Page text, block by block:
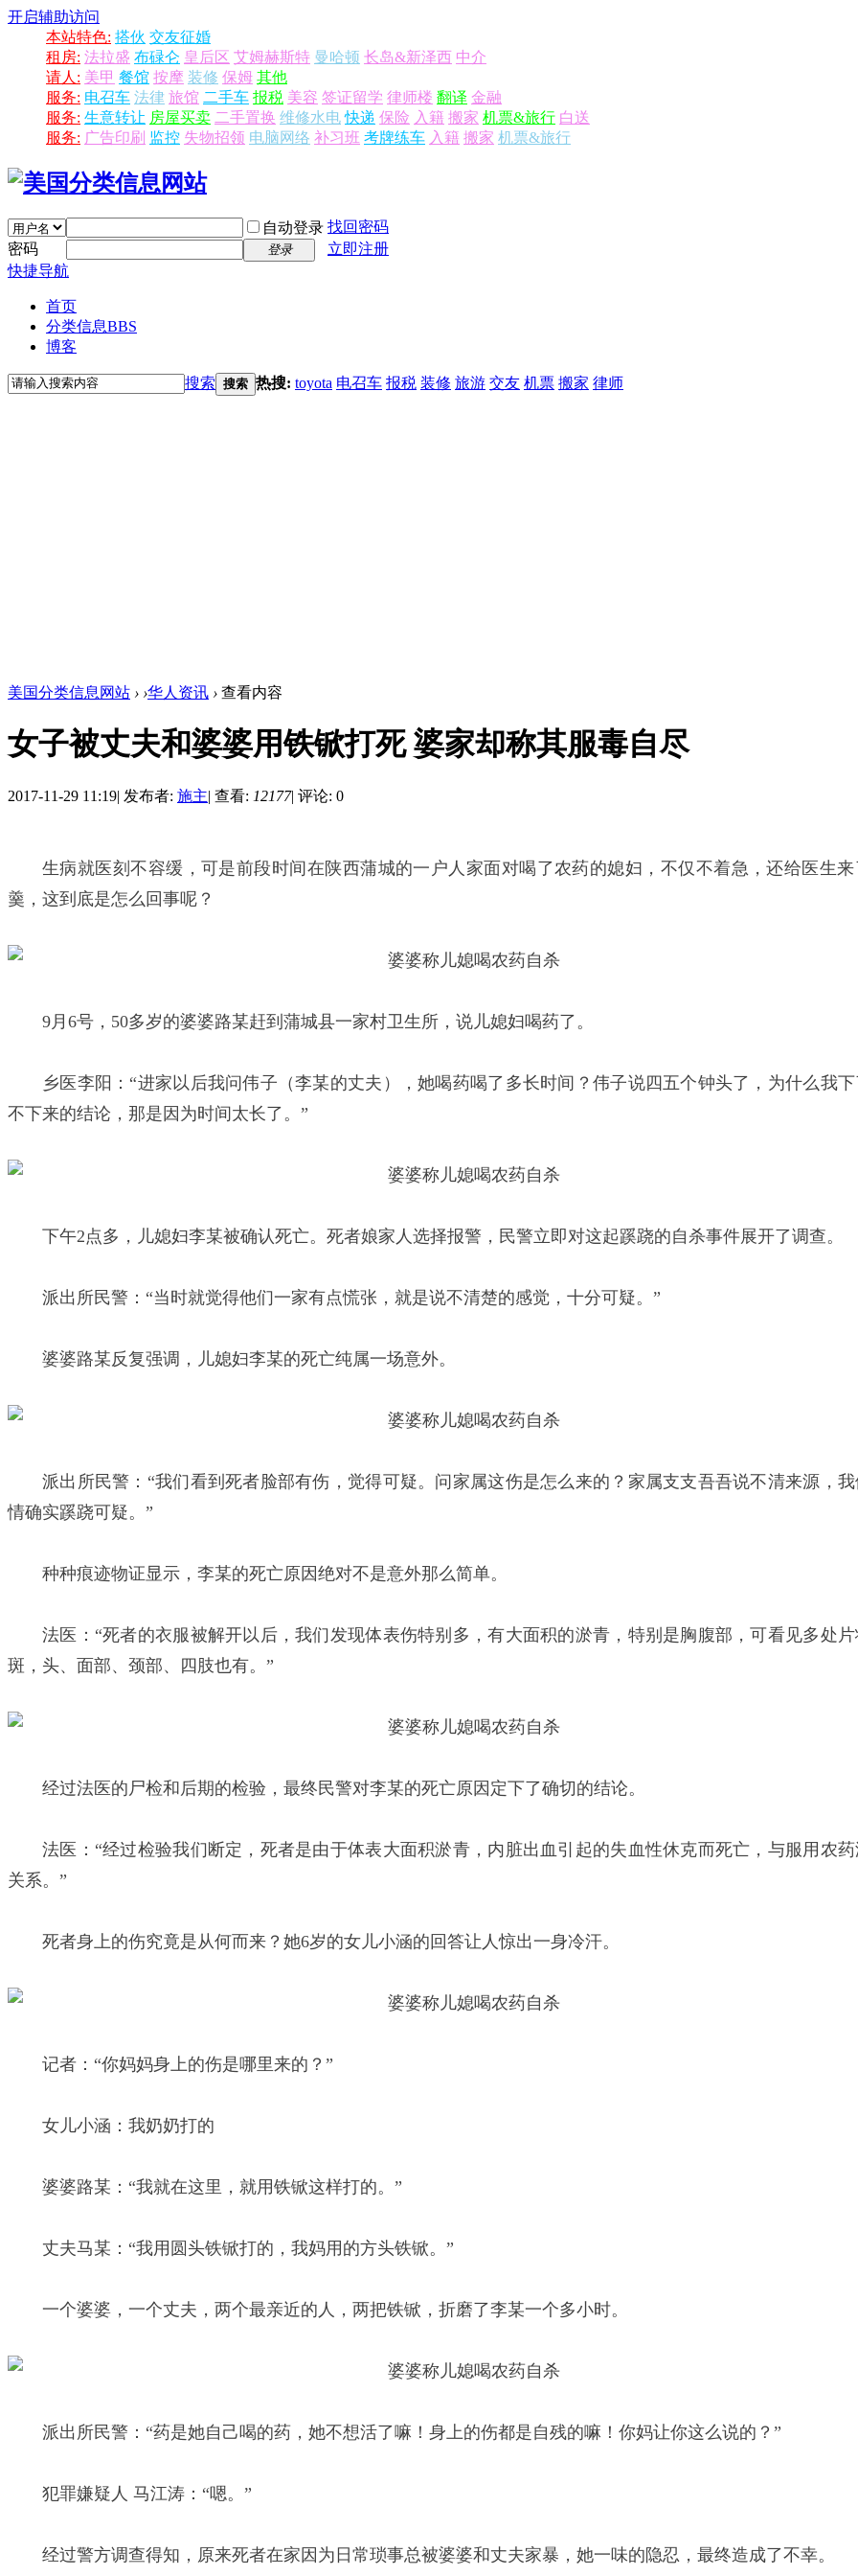
开启辅助访问
本站特色: 搭伙 交友征婚
租房: 法拉盛 布碌仑 皇后区 艾姆赫斯特 曼哈顿 长岛&新泽西 中介
请人: 美甲 餐馆 按摩 装修 保姆 其他
服务: 电召车 法律 旅馆 二手车 报税 美容 签证留学 律师楼 翻译 金融
服务: 生意转让 房屋买卖 二手置换 维修水电 快递 保险 入籍 搬家 机票&旅行 白送
服务: 广告印刷 监控 失物招领 电脑网络 补习班 考牌练车 入籍 搬家 机票&旅行
自动登录 找回密码
密码
登录
立即注册
快捷导航
首页
分类信息BBS
博客
搜索 搜索 热搜: toyota 电召车 报税 装修 旅游 交友 机票 搬家 律师
美国分类信息网站 › ›华人资讯 › 查看内容
女子被丈夫和婆婆用铁锨打死 婆家却称其服毒自尽
2017-11-29 11:19| 发布者: 施主| 查看: 12177| 评论: 0
生病就医刻不容缓，可是前段时间在陕西蒲城的一户人家面对喝了农药的媳妇，不仅不着急，还给医生
羹，这到底是怎么回事呢？
9月6号，50多岁的婆婆路某赶到蒲城县一家村卫生所，说儿媳妇喝药了。
乡医李阳：“进家以后我问伟子（李某的丈夫），她喝药喝了多长时间？伟子说四五个钟头了，为什么我
不下来的结论，那是因为时间太长了。”
下午2点多，儿媳妇李某被确认死亡。死者娘家人选择报警，民警立即对这起蹊跷的自杀事件展开了调查。
派出所民警：“当时就觉得他们一家有点慌张，就是说不清楚的感觉，十分可疑。”
婆婆路某反复强调，儿媳妇李某的死亡纯属一场意外。
派出所民警：“我们看到死者脸部有伤，觉得可疑。问家属这伤是怎么来的？家属支支吾吾说不清来源，
情确实蹊跷可疑。”
种种痕迹物证显示，李某的死亡原因绝对不是意外那么简单。
法医：“死者的衣服被解开以后，我们发现体表伤特别多，有大面积的淤青，特别是胸腹部，可看见多处
斑，头、面部、颈部、四肢也有。”
经过法医的尸检和后期的检验，最终民警对李某的死亡原因定下了确切的结论。
法医：“经过检验我们断定，死者是由于体表大面积淤青，内脏出血引起的失血性休克而死亡，与服用农
关系。”
死者身上的伤究竟是从何而来？她6岁的女儿小涵的回答让人惊出一身冷汗。
记者：“你妈妈身上的伤是哪里来的？”
女儿小涵：我奶奶打的
婆婆路某：“我就在这里，就用铁锨这样打的。”
丈夫马某：“我用圆头铁锨打的，我妈用的方头铁锨。”
一个婆婆，一个丈夫，两个最亲近的人，两把铁锨，折磨了李某一个多小时。
派出所民警：“药是她自己喝的药，她不想活了嘛！身上的伤都是自残的嘛！你妈让你这么说的？”
犯罪嫌疑人 马江涛：“嗯。”
经过警方调查得知，原来死者在家因为日常琐事总被婆婆和丈夫家暴，她一味的隐忍，最终造成了不幸。